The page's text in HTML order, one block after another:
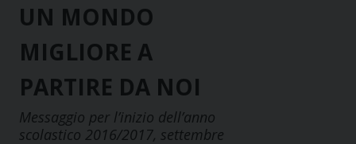
UN MONDO
MIGLIORE A
PARTIRE DA NOI
Messaggio per l’inizio dell’anno
scolastico 2016/2017, settembre